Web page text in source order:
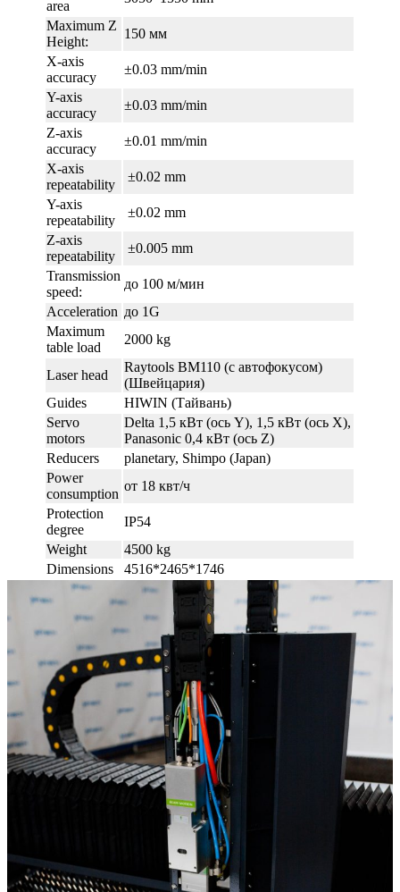
area
Maximum Z
Height:
150 мм
X-axis
accuracy
±0.03 mm/min
Y-axis
accuracy
±0.03 mm/min
Z-axis
accuracy
±0.01 mm/min
X-axis
repeatability
±0.02 mm
Y-axis
repeatability
±0.02 mm
Z-axis
repeatability
±0.005 mm
Transmission
speed:
до 100 м/мин
Acceleration до 1G
Maximum
table load
2000 kg
Laser head
Raytools BM110 (с автофокусом)
(Швейцария)
Guides
HIWIN (Тайвань)
Servo
motors
Delta 1,5 кВт (ось Y), 1,5 кВт (ось X),
Panasonic 0,4 кВт (ось Z)
Reducers
planetary, Shimpo (Japan)
Power
consumption
от 18 квт/ч
Protection
degree
IP54
Weight
4500 kg
Dimensions
4516*2465*1746